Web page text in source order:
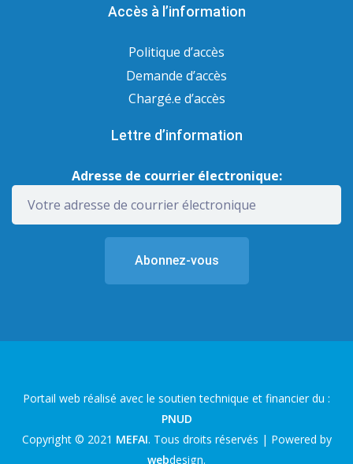
Accès à l’information
Politique d’accès
Demande d’accès
Chargé.e d’accès
Lettre d’information
Adresse de courrier électronique:
Portail web réalisé avec le soutien technique et financier du :
PNUD
Copyright © 2021 MEFAI. Tous droits réservés | Powered by
webdesign.